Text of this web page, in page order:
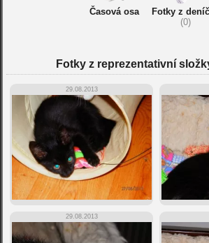
Časová osa
Fotky z
(0)
Fotky z reprezentativní
29.08.2013
29.08.2013